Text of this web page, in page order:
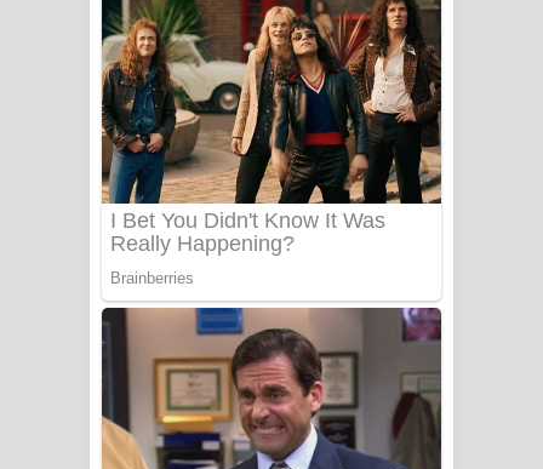
බැබලෙන ගීතයේ පද පෙළ
Adare Wadi Nisa Song Lyrics - ආදරේ
වැඩි නිසා ගීතයේ පද පෙළ
UNUHUMA Song Lyrics - උණුහුම
ගීතයේ පද පෙළ
Katakara Song Lyrics - කටකාර ගීතයේ
පද පෙළ
Tharu Yaye Dilena Song Lyrics - තරු
යායේ දිලෙනා ගීතයේ පද පෙළ